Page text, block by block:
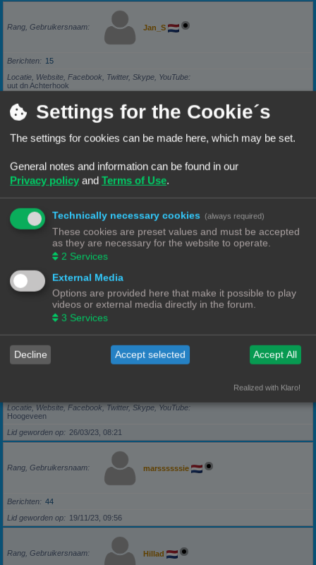
Rang, Gebruikersnaam Jan_S
Berichten
15
Locatie, Website, Facebook, Twitter, Skype, YouTube
uut dn Achterhook
Lid geworden op
Rang, Gebruikersnaam Lourens
Berichten
97
Locatie, Website, Facebook, Twitter, Skype, YouTube
Lid geworden op
30/12/22, 18:34
Rang, Gebruikersnaam Barbara
Berichten
103
Locatie, Website, Facebook, Twitter, Skype, YouTube
Noord-Brabant
Lid geworden op
31/12/22, 20:46
Rang, Gebruikersnaam Frits
Locatie, Website, Facebook, Twitter, Skype, YouTube
Hoogeveen
Lid geworden op
26/03/23, 08:21
Rang, Gebruikersnaam marssssssie
Berichten
44
Lid geworden op
19/11/23, 09:56
Rang, Gebruikersnaam Hillad
Settings for the Cookie´s
The settings for cookies can be made here, which may be set.
General notes and information can be found in our
Privacy policy and Terms of Use.
Technically necessary cookies (always required)
These cookies are preset values and must be accepted
as they are necessary for the website to operate.
2 Services
External Media
Options are provided here that make it possible to play
videos or external media directly in the forum.
3 Services
Decline Accept selected Accept All
Realized with Klaro!